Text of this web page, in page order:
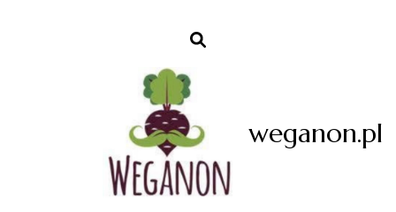
weganon.pl